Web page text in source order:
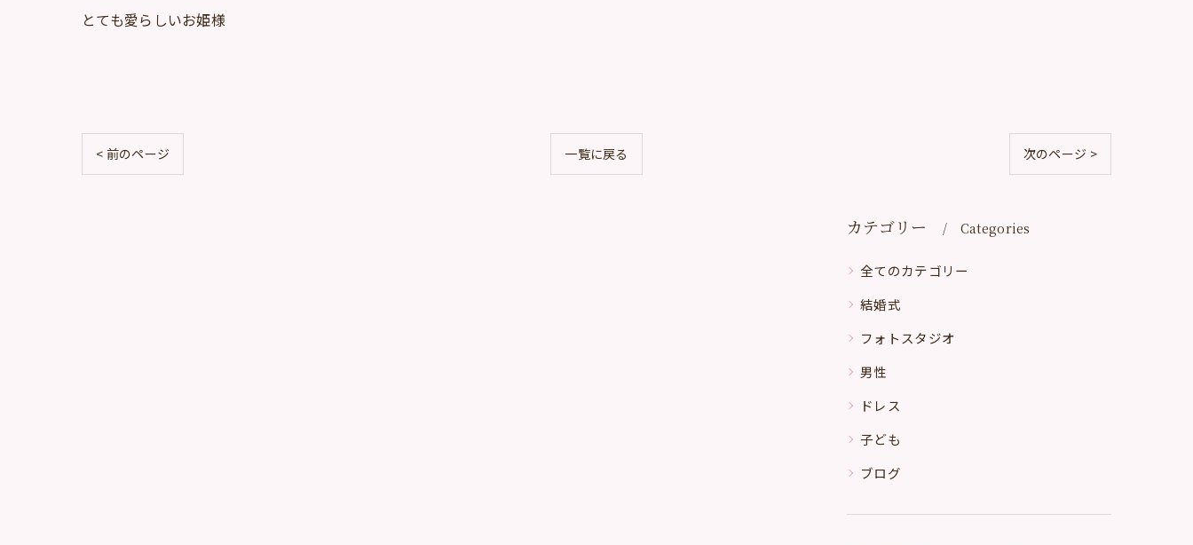
とても愛らしいお姫様
< 前のページ 一覧に戻る 次のページ >
カテゴリー Categories
全てのカテゴリー
結婚式
フォトスタジオ
男性
ドレス
子ども
ブログ